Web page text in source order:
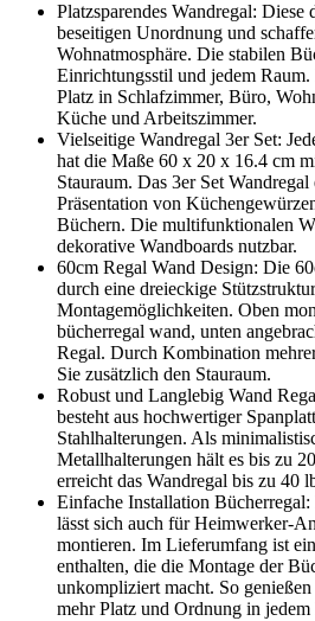
Platzsparendes Wandregal: Diese
beseitigen Unordnung und
Wohnatmosphäre. Die stabilen
Einrichtungsstil und jedem
Platz in Schlafzimmer, Büro,
Küche und Arbeitszimmer.
Vielseitige Wandregal 3er Set:
hat die Maße 60 x 20 x 16.4 cm
Stauraum. Das 3er Set
Präsentation von
Büchern. Die multifunktionalen
dekorative Wandboards nutzbar.
60cm Regal Wand Design: Die
durch eine dreieckige
Montagemöglichkeiten. Oben
bücherregal wand, unten
Regal. Durch Kombination
Sie zusätzlich den Stauraum.
Robust und Langlebig Wand
besteht aus hochwertiger
Stahlhalterungen. Als
Metallhalterungen hält es bis zu
erreicht das Wandregal bis zu 40
Einfache Installation Bücherregal:
lässt sich auch für Heimwerker-
montieren. Im Lieferumfang ist
enthalten, die die Montage der
unkompliziert macht. So
mehr Platz und Ordnung in jedem